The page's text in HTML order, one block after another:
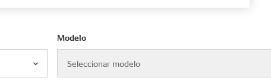
Modelo
Seleccionar modelo